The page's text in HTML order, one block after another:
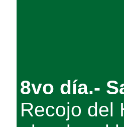
8vo día.-
Recojo del